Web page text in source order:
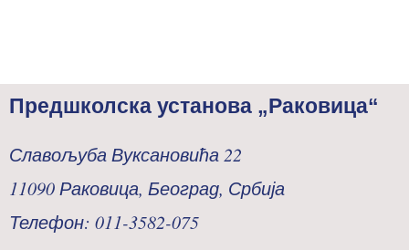
Предшколска установа „Раковица“
Славољуба Вуксановића 22
11090 Раковица, Београд, Србија
Телефон: 011-3582-075